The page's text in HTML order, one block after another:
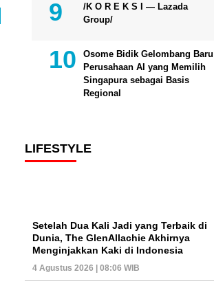
/K O R E K S I — Lazada
Group/
Osome Bidik Gelombang Baru
Perusahaan AI yang Memilih
Singapura sebagai Basis
Regional
LIFESTYLE
Setelah Dua Kali Jadi yang Terbaik di
Dunia, The GlenAllachie Akhirnya
Menginjakkan Kaki di Indonesia
4 Agustus 2026 | 08:06 WIB